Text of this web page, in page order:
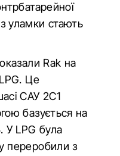
уламки стають
Rak на
Це
САУ 2С1
базується на
LPG була
переробили з